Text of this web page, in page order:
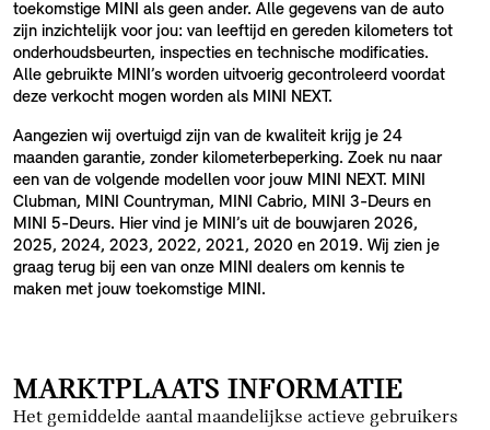
toekomstige MINI als geen ander. Alle gegevens van de auto
zijn inzichtelijk voor jou: van leeftijd en gereden kilometers tot
onderhoudsbeurten, inspecties en technische modificaties.
Alle gebruikte MINI’s worden uitvoerig gecontroleerd voordat
deze verkocht mogen worden als MINI NEXT.
Aangezien wij overtuigd zijn van de kwaliteit krijg je 24
maanden garantie, zonder kilometerbeperking. Zoek nu naar
een van de volgende modellen voor jouw MINI NEXT. MINI
Clubman, MINI Countryman, MINI Cabrio, MINI 3-Deurs en
MINI 5-Deurs. Hier vind je MINI’s uit de bouwjaren 2026,
2025, 2024, 2023, 2022, 2021, 2020 en 2019. Wij zien je
graag terug bij een van onze MINI dealers om kennis te
maken met jouw toekomstige MINI.
MARKTPLAATS INFORMATIE
Het gemiddelde aantal maandelijkse actieve gebruikers